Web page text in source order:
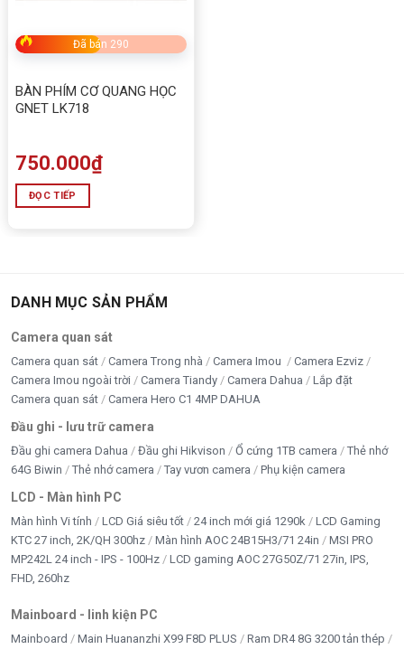
Đã bán 290
BÀN PHÍM CƠ QUANG HỌC
GNET LK718
750.000₫
ĐỌC TIẾP
DANH MỤC SẢN PHẨM
Camera quan sát
Camera quan sát Camera Trong nhà Camera Imou
Camera Ezviz
Camera Imou ngoài trời
Camera Tiandy Camera Dahua
Lắp đặt
Camera quan sát
Camera Hero C1 4MP DAHUA
Đầu ghi - lưu trữ camera
Đầu ghi camera Dahua Đầu ghi Hikvison Ổ cứng 1TB camera
Thẻ nhớ
64G Biwin
Thẻ nhớ camera Tay vươn camera Phụ kiện camera
LCD - Màn hình PC
Màn hình Vi tính LCD Giá siêu tốt 24 inch mới giá 1290k
LCD Gaming
KTC 27 inch, 2K/QH 300hz
Màn hình AOC 24B15H3/71 24in
MSI PRO
MP242L 24 inch - IPS - 100Hz
LCD gaming AOC 27G50Z/71 27in, IPS,
FHD, 260hz
Mainboard - linh kiện PC
Mainboard Main Huananzhi X99 F8D PLUS
Ram DR4 8G 3200 tản thép